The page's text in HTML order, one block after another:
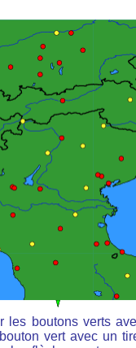
les boutons verts
vert avec un